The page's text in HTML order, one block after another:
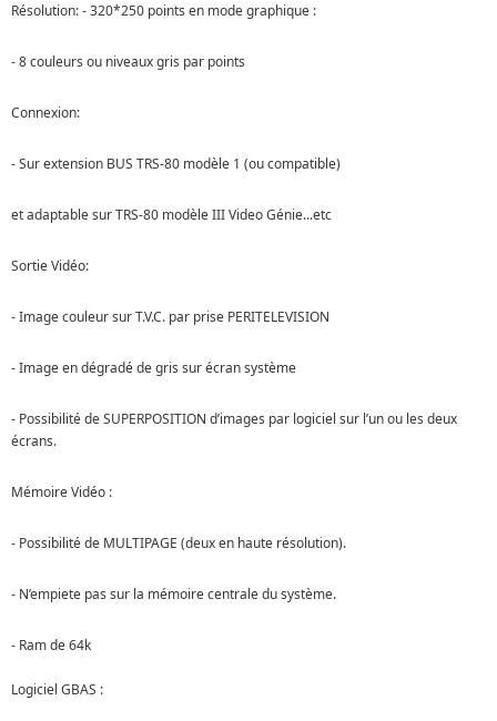
Résolution: - 320*250 points en mode graphique :
- 8 couleurs ou niveaux gris par points
Connexion:
- Sur extension BUS TRS-80 modèle 1 (ou compatible)
et adaptable sur TRS-80 modèle III Video Génie...etc
Sortie Vidéo:
- Image couleur sur T.V.C. par prise PERITELEVISION
- Image en dégradé de gris sur écran système
- Possibilité de SUPERPOSITION d’images par logiciel sur l’un ou les deux
écrans.
Mémoire Vidéo :
- Possibilité de MULTIPAGE (deux en haute résolution).
- N’empiete pas sur la mémoire centrale du système.
- Ram de 64k
Logiciel GBAS :